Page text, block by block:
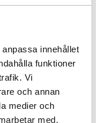
innehållet
funktioner
Vi
och annan
medier och
med.
varukorg